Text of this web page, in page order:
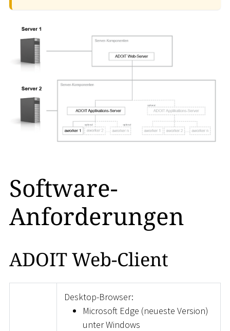
Software-
Anforderungen
ADOIT Web-Client
Desktop-Browser:
Microsoft Edge (neueste Version)
unter Windows